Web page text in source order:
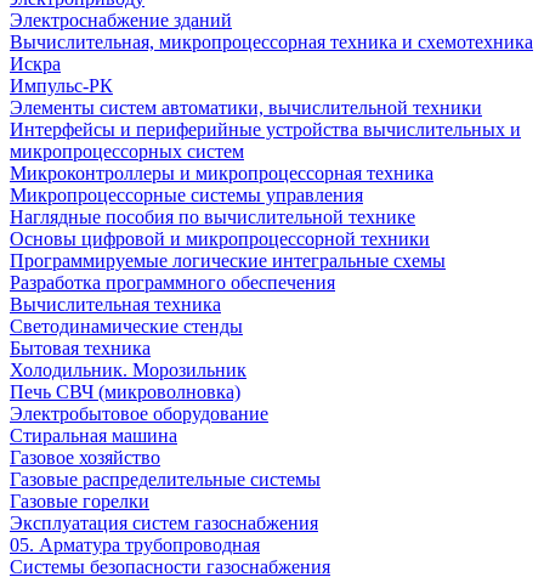
Электроснабжение зданий
Вычислительная, микропроцессорная техника и схемотехника
Искра
Импульс-РК
Элементы систем автоматики, вычислительной техники
Интерфейсы и периферийные устройства вычислительных и
микропроцессорных систем
Микроконтроллеры и микропроцессорная техника
Микропроцессорные системы управления
Наглядные пособия по вычислительной технике
Основы цифровой и микропроцессорной техники
Программируемые логические интегральные схемы
Разработка программного обеспечения
Вычислительная техника
Светодинамические стенды
Бытовая техника
Холодильник. Морозильник
Печь СВЧ (микроволновка)
Электробытовое оборудование
Стиральная машина
Газовое хозяйство
Газовые распределительные системы
Газовые горелки
Эксплуатация систем газоснабжения
05. Арматура трубопроводная
Системы безопасности газоснабжения